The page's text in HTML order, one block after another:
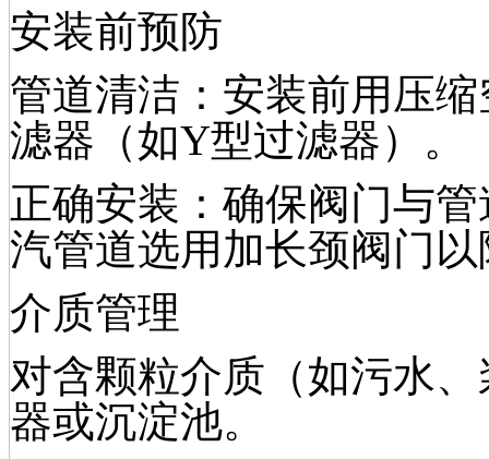
安装前预防
管道清洁：安装前用压
滤器（如Y型过滤器）。
正确安装：确保阀门与
汽管道选用加长颈阀门
介质管理
对含颗粒介质（如污水
器或沉淀池。